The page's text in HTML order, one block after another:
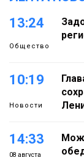
13:24
Общество
10:19
Новости
14:33
08 августа